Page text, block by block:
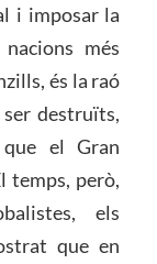
i imposar la
més
és la raó
destruïts,
que el Gran
temps, però,
els
que en